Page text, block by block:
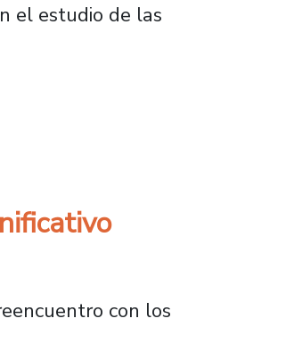
el estudio de las
con los